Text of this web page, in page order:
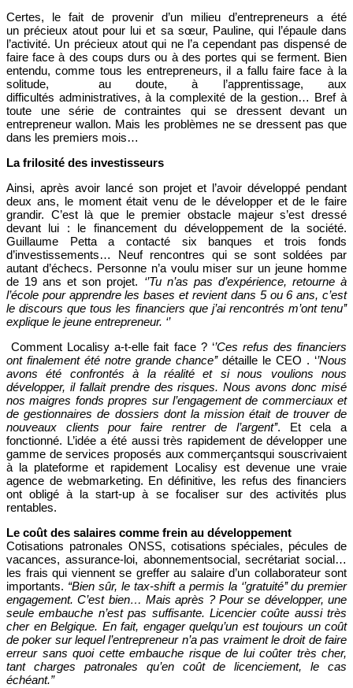
Certes, le fait de provenir d’un milieu d’entrepreneurs a été
un précieux atout pour lui et sa sœur, Pauline, qui l’épaule dans
l’activité. Un précieux atout qui ne l’a cependant pas dispensé de
faire face à des coups durs ou à des portes qui se ferment. Bien
entendu, comme tous les entrepreneurs, il a fallu faire face à la
solitude, au doute, à l’apprentissage, aux
difficultés administratives, à la complexité de la gestion… Bref à
toute une série de contraintes qui se dressent devant un
entrepreneur wallon. Mais les problèmes ne se dressent pas que
dans les premiers mois…
La frilosité des investisseurs
Ainsi, après avoir lancé son projet et l’avoir développé pendant
deux ans, le moment était venu de le développer et de le faire
grandir. C’est là que le premier obstacle majeur s’est dressé
devant lui : le financement du développement de la société.
Guillaume Petta a contacté six banques et trois fonds
d’investissements… Neuf rencontres qui se sont soldées par
autant d’échecs. Personne n’a voulu miser sur un jeune homme
de 19 ans et son projet. ‘’Tu n’as pas d’expérience, retourne à
l’école pour apprendre les bases et revient dans 5 ou 6 ans, c’est
le discours que tous les financiers que j’ai rencontrés m’ont tenu’’
explique le jeune entrepreneur. ‘’
Comment Localisy a-t-elle fait face ? ‘’Ces refus des financiers
ont finalement été notre grande chance’’détaille le CEO . ‘’Nous
avons été confrontés à la réalité et si nous voulions nous
développer, il fallait prendre des risques. Nous avons donc misé
nos maigres fonds propres sur l’engagement de commerciaux et
de gestionnaires de dossiers dont la mission était de trouver de
nouveaux clients pour faire rentrer de l’argent’’. Et cela a
fonctionné. L’idée a été aussi très rapidement de développer une
gamme de services proposés aux commerçantsqui souscrivaient
à la plateforme et rapidement Localisy est devenue une vraie
agence de webmarketing. En définitive, les refus des financiers
ont obligé à la start-up à se focaliser sur des activités plus
rentables.
Le coût des salaires comme frein au développement
Cotisations patronales ONSS, cotisations spéciales, pécules de
vacances, assurance-loi, abonnementsocial, secrétariat social…
les frais qui viennent se greffer au salaire d’un collaborateur sont
importants. “Bien sûr, le tax-shift a permis la ‘’gratuité’’ du premier
engagement. C’est bien… Mais après ? Pour se développer, une
seule embauche n’est pas suffisante. Licencier coûte aussi très
cher en Belgique. En fait, engager quelqu’un est toujours un coût
de poker sur lequel l’entrepreneur n’a pas vraiment le droit de faire
erreur sans quoi cette embauche risque de lui coûter très cher,
tant charges patronales qu’en coût de licenciement, le cas
échéant.”